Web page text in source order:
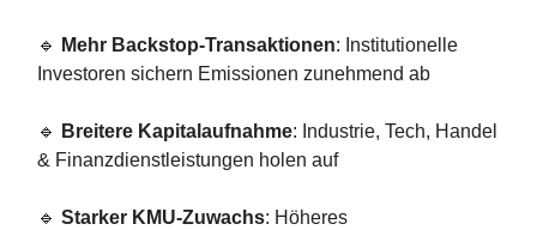
🔹 Mehr Backstop-Transaktionen: Institutionelle
Investoren sichern Emissionen zunehmend ab
🔹 Breitere Kapitalaufnahme: Industrie, Tech, Handel
& Finanzdienstleistungen holen auf
🔹 Starker KMU-Zuwachs: Höheres